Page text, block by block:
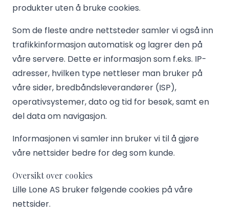
produkter uten å bruke cookies.
Som de fleste andre nettsteder samler vi også inn
trafikkinformasjon automatisk og lagrer den på
våre servere. Dette er informasjon som f.eks. IP-
adresser, hvilken type nettleser man bruker på
våre sider, bredbåndsleverandører (ISP),
operativsystemer, dato og tid for besøk, samt en
del data om navigasjon.
Informasjonen vi samler inn bruker vi til å gjøre
våre nettsider bedre for deg som kunde.
Oversikt over cookies
Lille Lone AS bruker følgende cookies på våre
nettsider.